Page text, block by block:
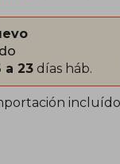
a 23 días háb.